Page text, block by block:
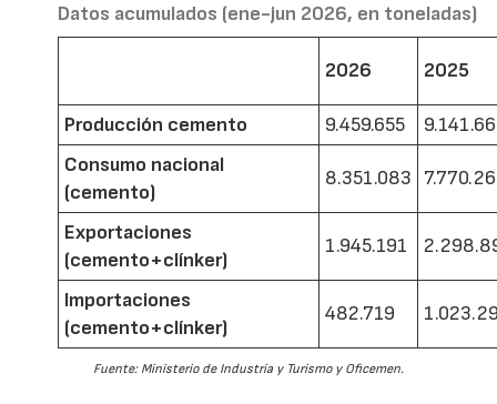
Datos acumulados (ene-jun 2026, en toneladas)
2026 2025
Producción cemento 9.459.655
Consumo nacional
(cemento)
8.351.083
Exportaciones
(cemento+clínker)
1.945.191
Importaciones
(cemento+clínker)
482.719
Fuente: Ministerio de Industria y Turismo y Oficemen.